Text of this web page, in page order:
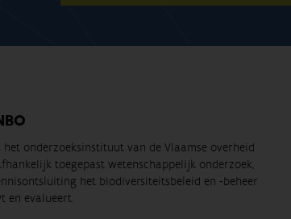
het onderzoeksinstituut van de Vlaamse overheid
toegepast wetenschappelijk onderzoek,
het biodiversiteitsbeleid en -beheer
en evalueert.